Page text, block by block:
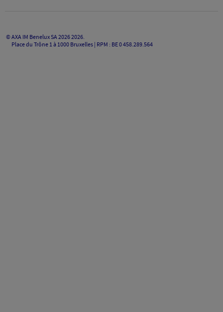
©AXA IM Benelux SA 20262026.
Place du Trône 1 à 1000 Bruxelles | RPM : BE 0 458.289.564